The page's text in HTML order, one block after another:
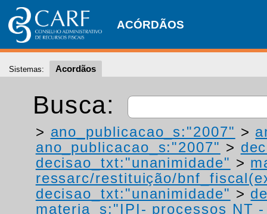
ACÓRDÃOS
Sistemas: Acordãos
Busca:
> ano_publicacao_s:"2007" >
ano_publicacao_s:"2007" >
decisao_txt:"unanimidade" >
ressarc/restituição/
decisao_txt:"unanimidade" >
materia_s:"IPI- processos NT